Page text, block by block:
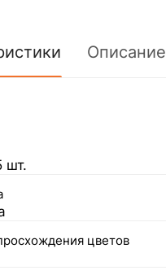
Описание
шт.
цветов